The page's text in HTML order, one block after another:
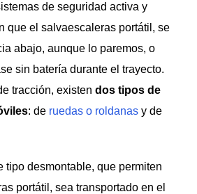
de seguridad activa y
que el salvaescaleras portátil, se
abajo, aunque lo paremos, o
sin batería durante el trayecto.
tracción, existen dos tipos de
: de ruedas o roldanas y de
tipo desmontable, que permiten
portátil, sea transportado en el